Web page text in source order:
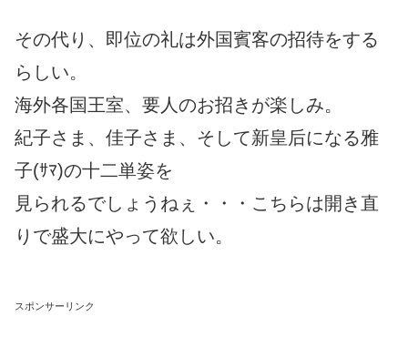
その代り、即位の礼は外国賓客の招待をする
らしい。
海外各国王室、要人のお招きが楽しみ。
紀子さま、佳子さま、そして新皇后になる雅
子(ｻﾏ)の十二単姿を
見られるでしょうねぇ・・・こちらは開き直
りで盛大にやって欲しい。
スポンサーリンク